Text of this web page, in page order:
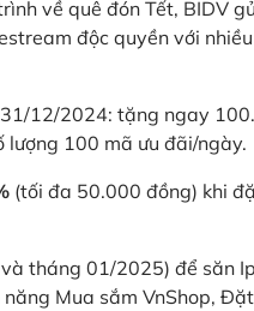
về quê đón Tết, BIDV
độc quyền với
12/2024: tặng ngay
100 mã ưu đãi/ngày.
(tối đa 50.000 đồng) khi
tháng 01/2025) để săn
Mua sắm VnShop,